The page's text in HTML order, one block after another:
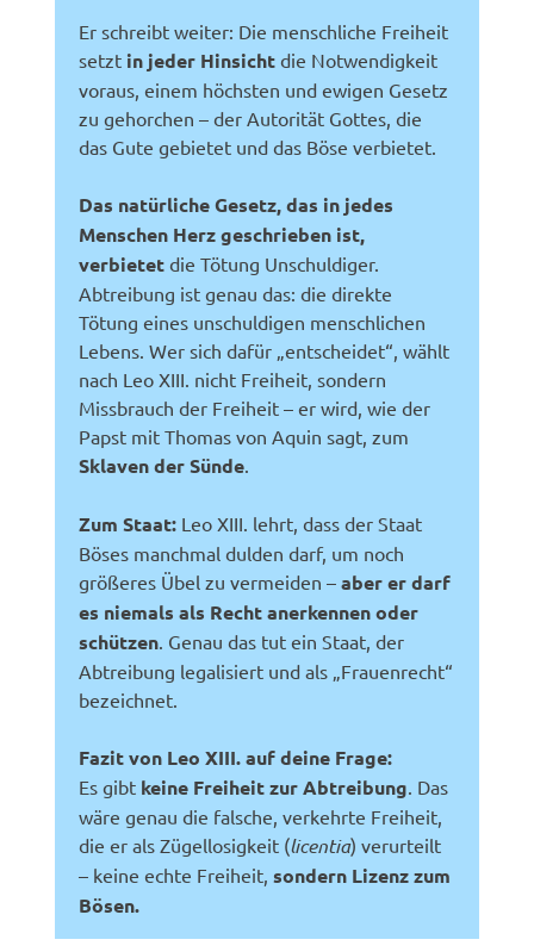
Er schreibt weiter: Die menschliche Freiheit
setzt in jeder Hinsicht die Notwendigkeit
voraus, einem höchsten und ewigen Gesetz
zu gehorchen – der Autorität Gottes, die
das Gute gebietet und das Böse verbietet.
Das natürliche Gesetz, das in jedes
Menschen Herz geschrieben ist,
verbietet die Tötung Unschuldiger.
Abtreibung ist genau das: die direkte
Tötung eines unschuldigen menschlichen
Lebens. Wer sich dafür „entscheidet“, wählt
nach Leo XIII. nicht Freiheit, sondern
Missbrauch der Freiheit – er wird, wie der
Papst mit Thomas von Aquin sagt, zum
Sklaven der Sünde
Zum Staat: Leo XIII. lehrt, dass der Staat
Böses manchmal dulden darf, um noch
größeres Übel zu vermeiden –aber er darf
es niemals als Recht anerkennen oder
schützen . Genau das tut ein Staat, der
Abtreibung legalisiert und als „Frauenrecht“
bezeichnet.
Fazit von Leo XIII. auf deine Frage:
Es gibt keine Freiheit zur Abtreibung . Das
wäre genau die falsche, verkehrte Freiheit,
die er als Zügellosigkeit (licentia) verurteilt
– keine echte Freiheit, sondern Lizenz zum
Bösen.